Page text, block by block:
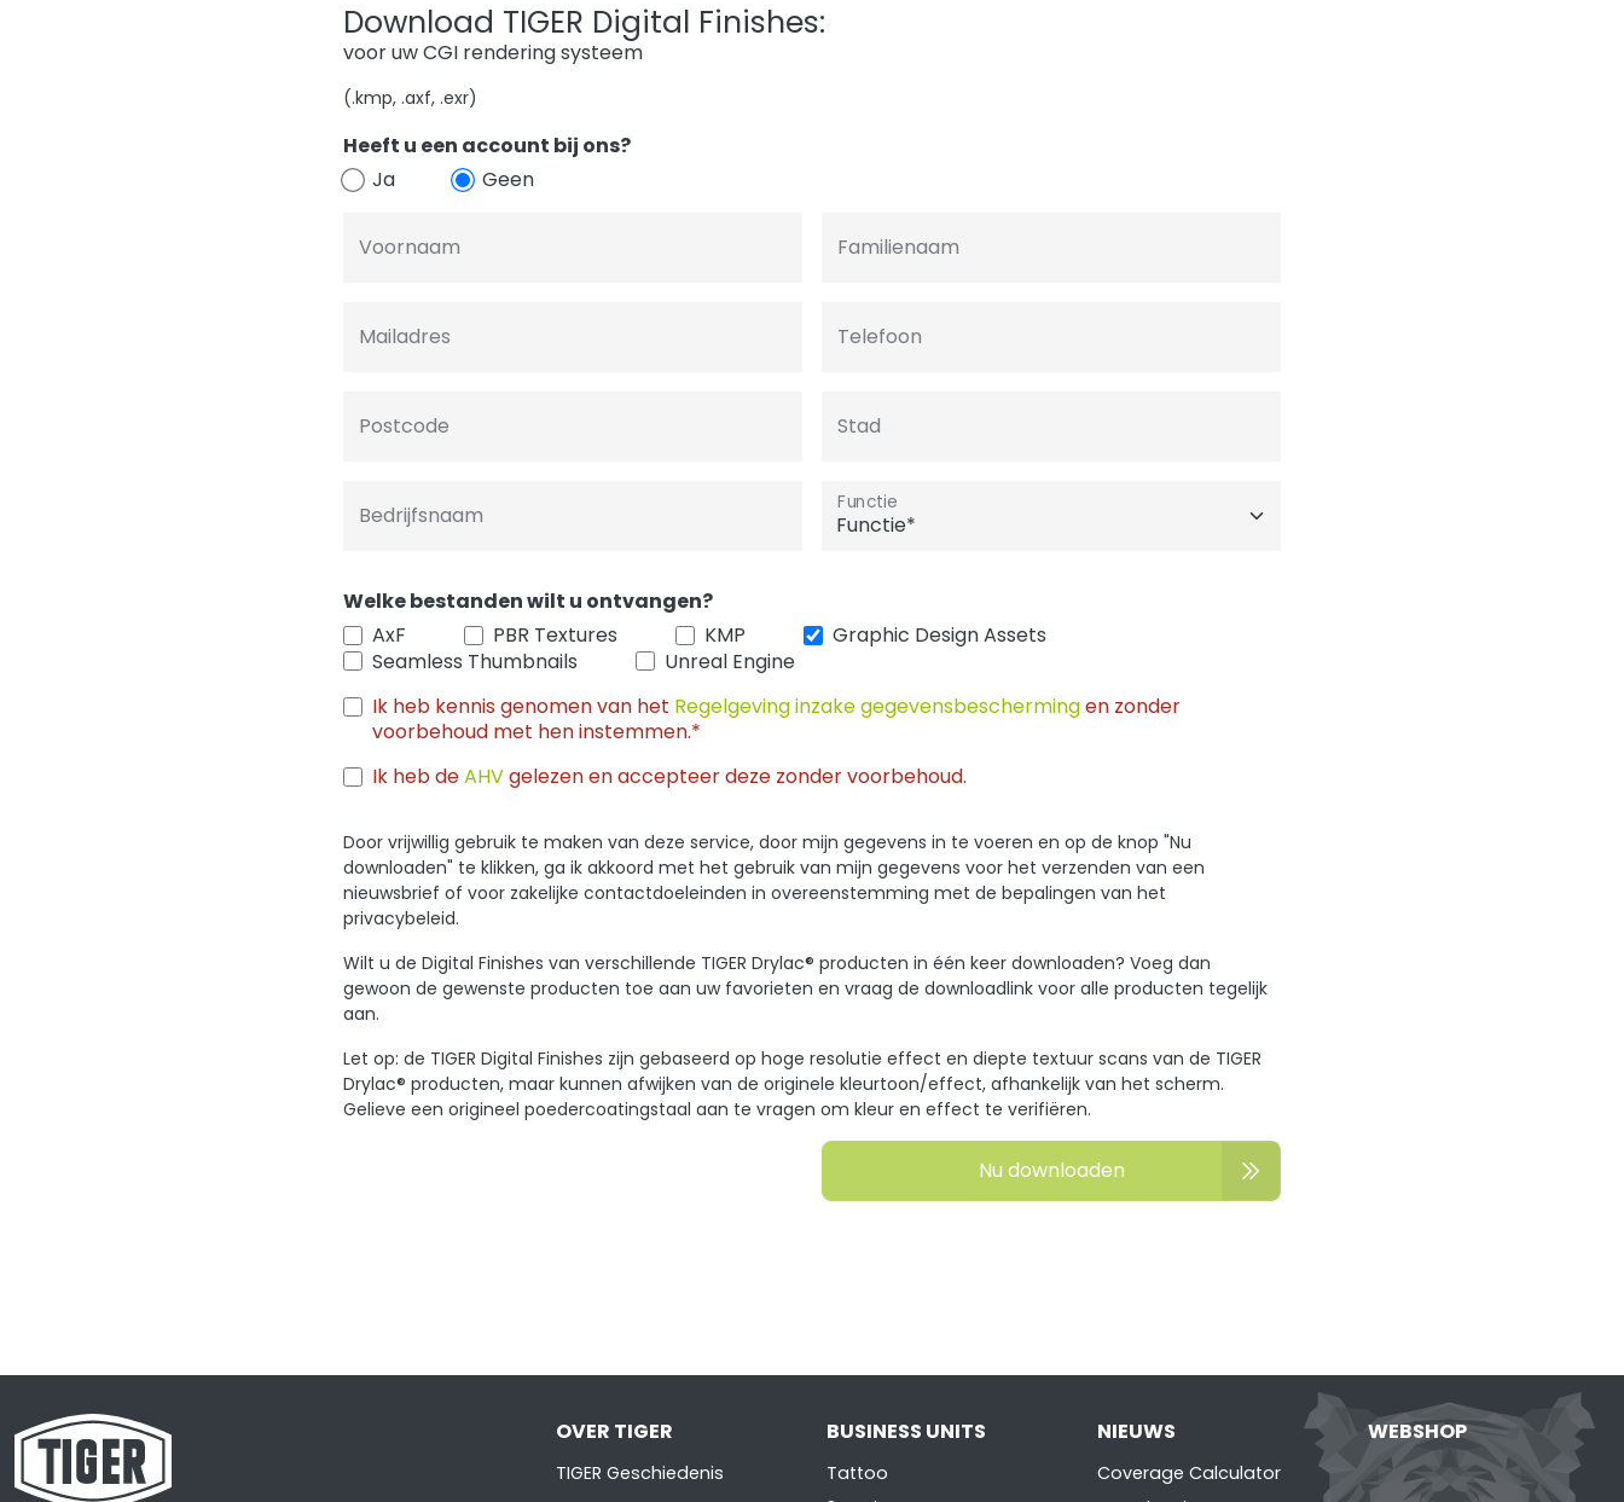
Download TIGER Digital Finishes:
voor uw CGI rendering systeem
(.kmp, .axf, .exr)
Heeft u een account bij ons?
Ja
Geen
Voornaam Familienaam
Mailadres Telefoon
Postcode Stad
Bedrijfsnaam Functie
Welke bestanden wilt u ontvangen?
AxF
PBR Textures KMP
Graphic Design Assets
Seamless Thumbnails
Unreal Engine
Ik heb kennis genomen van het Regelgeving inzake gegevensbeschermingen zonder
voorbehoud met hen instemmen.*
Ik heb deAHVgelezen en accepteer deze zonder voorbehoud.
Door vrijwillig gebruik te maken van deze service, door mijn gegevens in te voeren en op de knop "Nu
downloaden" te klikken, ga ik akkoord met het gebruik van mijn gegevens voor het verzenden van een
nieuwsbrief of voor zakelijke contactdoeleinden in overeenstemming met de bepalingen van het
privacybeleid.
Wilt u de Digital Finishes van verschillende TIGER Drylac® producten in één keer downloaden? Voeg dan
gewoon de gewenste producten toe aan uw favorieten en vraag de downloadlink voor alle producten tegelijk
aan.
Let op: de TIGER Digital Finishes zijn gebaseerd op hoge resolutie effect en diepte textuur scans van de TIGER
Drylac® producten, maar kunnen afwijken van de originele kleurtoon/effect, afhankelijk van het scherm.
Gelieve een origineel poedercoatingstaal aan te vragen om kleur en effect te verifiëren.
Nu downloaden
OVER TIGER
TIGER Geschiedenis
BUSINESS UNITS
Tattoo
NIEUWS
Coverage Calculator
WEBSHOP